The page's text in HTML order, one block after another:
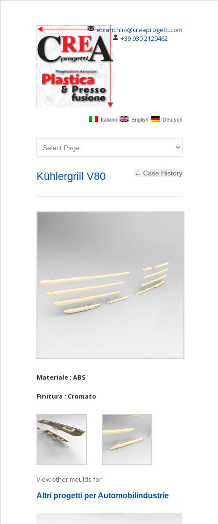
ebianchini@creaprogetti.com
+39 030 2120462
Italiano English Deutsch
Kühlergrill V80
Materiale : ABS
Finitura : Cromato
View other moulds for
Altri progetti per Automobilindustrie